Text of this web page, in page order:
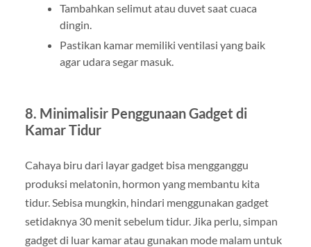
Tambahkan selimut atau duvet saat cuaca
dingin.
Pastikan kamar memiliki ventilasi yang baik
agar udara segar masuk.
8. Minimalisir Penggunaan Gadget di
Kamar Tidur
Cahaya biru dari layar gadget bisa mengganggu
produksi melatonin, hormon yang membantu kita
tidur. Sebisa mungkin, hindari menggunakan gadget
setidaknya 30 menit sebelum tidur. Jika perlu, simpan
gadget di luar kamar atau gunakan mode malam untuk